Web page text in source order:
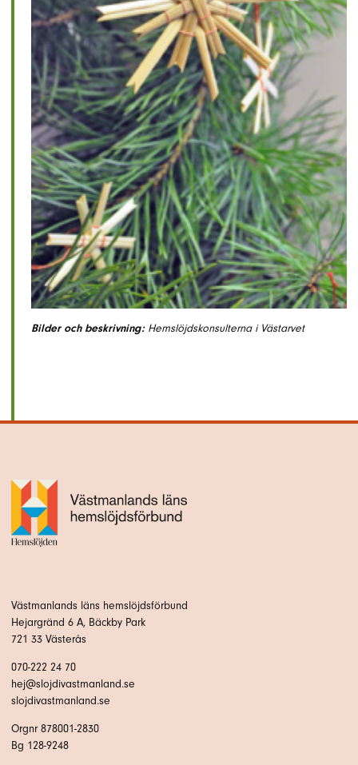
Bilder och beskrivning:Hemslöjdskonsulterna i Västarvet
Västmanlands läns hemslöjdsförbund
Hejargränd 6 A, Bäckby Park
721 33 Västerås
070-222 24 70
hej@slojdivastmanland.se
slojdivastmanland.se
Orgnr 878001-2830
Bg 128-9248